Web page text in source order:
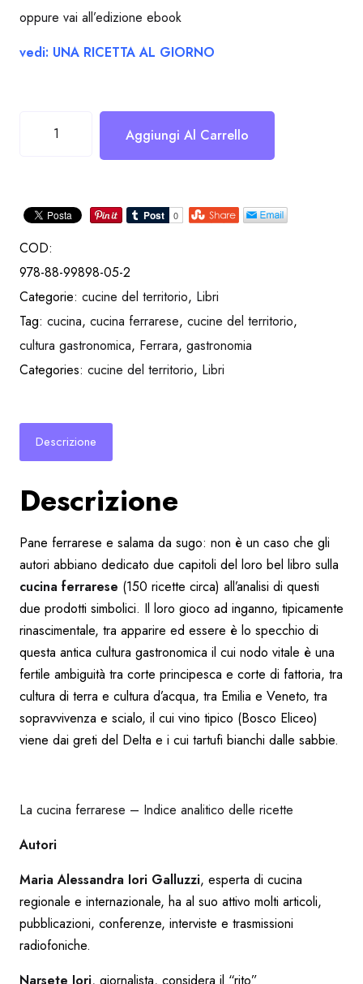
oppure vai all’edizione ebook
vedi: UNA RICETTA AL GIORNO
Aggiungi Al Carrello
COD:
978-88-99898-05-2
Categorie: cucine del territorio, Libri
Tag: cucina, cucina ferrarese, cucine del territorio,
cultura gastronomica, Ferrara, gastronomia
Categories: cucine del territorio, Libri
Descrizione
Descrizione
Pane ferrarese e salama da sugo: non è un caso che gli
autori abbiano dedicato due capitoli del loro bel libro sulla
cucina ferrarese (150 ricette circa) all’analisi di questi
due prodotti simbolici. Il loro gioco ad inganno, tipicamente
rinascimentale, tra apparire ed essere è lo specchio di
questa antica cultura gastronomica il cui nodo vitale è una
fertile ambiguità tra corte principesca e corte di fattoria, tra
cultura di terra e cultura d’acqua, tra Emilia e Veneto, tra
sopravvivenza e scialo, il cui vino tipico (Bosco Eliceo)
viene dai greti del Delta e i cui tartufi bianchi dalle sabbie.
La cucina ferrarese – Indice analitico delle ricette
Autori
Maria Alessandra Iori Galluzzi, esperta di cucina
regionale e internazionale, ha al suo attivo molti articoli,
pubblicazioni, conferenze, interviste e trasmissioni
radiofoniche.
Narsete Iori, giornalista, considera il “rito”